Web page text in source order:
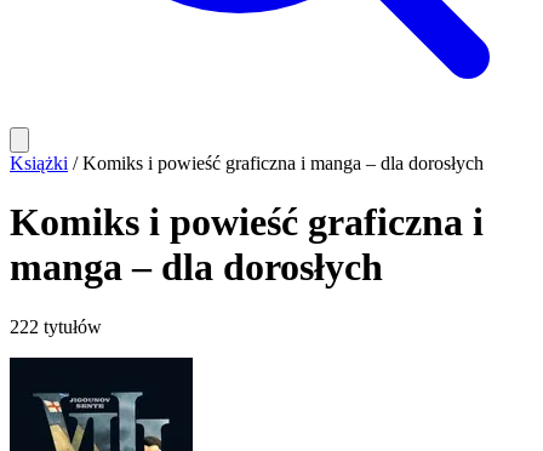
Książki / Komiks i powieść graficzna i manga – dla dorosłych
Komiks i powieść graficzna i
manga – dla dorosłych
222 tytułów